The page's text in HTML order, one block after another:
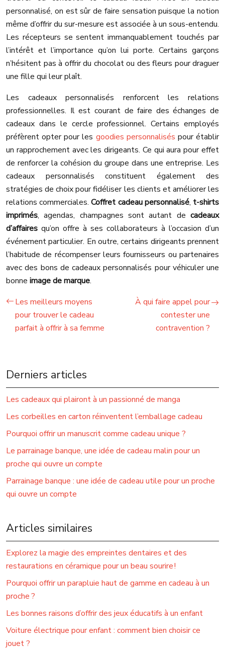
personnalisé, on est sûr de faire sensation puisque la notion
même d’offrir du sur-mesure est associée à un sous-entendu.
Les récepteurs se sentent immanquablement touchés par
l’intérêt et l’importance qu’on lui porte. Certains garçons
n’hésitent pas à offrir du chocolat ou des fleurs pour draguer
une fille qui leur plaît.
Les cadeaux personnalisés renforcent les relations
professionnelles. Il est courant de faire des échanges de
cadeaux dans le cercle professionnel. Certains employés
préfèrent opter pour les goodies personnalisés pour établir
un rapprochement avec les dirigeants. Ce qui aura pour effet
de renforcer la cohésion du groupe dans une entreprise. Les
cadeaux personnalisés constituent également des
stratégies de choix pour fidéliser les clients et améliorer les
relations commerciales.Coffret cadeau personnalisé, t-shirts
imprimés, agendas, champagnes sont autant de cadeaux
d’affaires qu’on offre à ses collaborateurs à l’occasion d’un
événement particulier. En outre, certains dirigeants prennent
l’habitude de récompenser leurs fournisseurs ou partenaires
avec des bons de cadeaux personnalisés pour véhiculer une
bonne image de marque.
Les meilleurs moyens
pour trouver le cadeau
parfait à offrir à sa femme
À qui faire appel pour
contester une
contravention ?
Derniers articles
Les cadeaux qui plairont à un passionné de manga
Les corbeilles en carton réinventent l’emballage cadeau
Pourquoi offrir un manuscrit comme cadeau unique ?
Le parrainage banque, une idée de cadeau malin pour un
proche qui ouvre un compte
Parrainage banque : une idée de cadeau utile pour un proche
qui ouvre un compte
Articles similaires
Explorez la magie des empreintes dentaires et des
restaurations en céramique pour un beau sourire !
Pourquoi offrir un parapluie haut de gamme en cadeau à un
proche ?
Les bonnes raisons d’offrir des jeux éducatifs à un enfant
Voiture électrique pour enfant : comment bien choisir ce
jouet ?